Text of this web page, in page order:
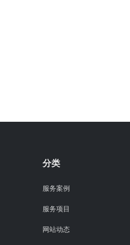
分类
服务案例
服务项目
网站动态